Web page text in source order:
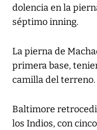
dolencia en la
séptimo inning.
La pierna de
primera base,
camilla del terreno.
Baltimore
los Indios, con